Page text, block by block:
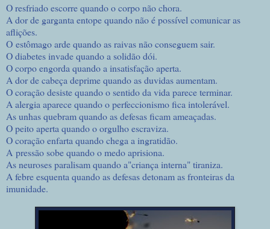
O resfriado escorre quando o corpo não chora.
A dor de garganta entope quando não é possível comunicar as
aflições.
O estômago arde quando as raivas não conseguem sair.
O diabetes invade quando a solidão dói.
O corpo engorda quando a insatisfação aperta.
A dor de cabeça deprime quando as duvidas aumentam.
O coração desiste quando o sentido da vida parece terminar.
A alergia aparece quando o perfeccionismo fica intolerável.
As unhas quebram quando as defesas ficam ameaçadas.
O peito aperta quando o orgulho escraviza.
O coração enfarta quando chega a ingratidão.
A pressão sobe quando o medo aprisiona.
As neuroses paralisam quando a"criança interna" tiraniza.
A febre esquenta quando as defesas detonam as fronteiras da
imunidade.